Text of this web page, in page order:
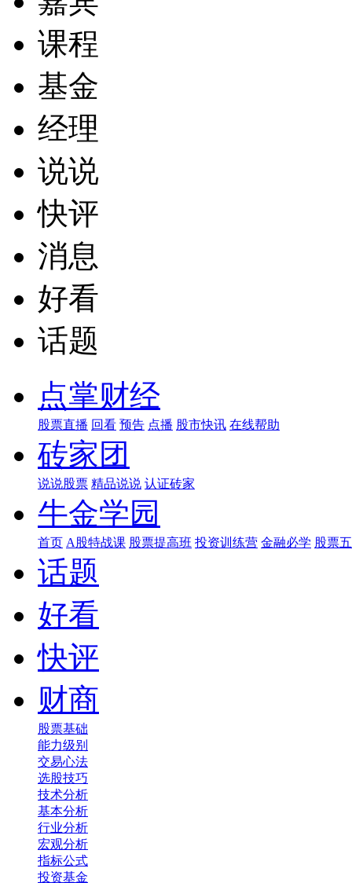
课程
基金
经理
说说
快评
消息
好看
话题
点掌财经
股票直播 回看 预告 点播 股市快讯 在线帮助
砖家团
说说股票 精品说说 认证砖家
牛金学园
首页 A股特战课 股票提高班 投资训练营 金融必学 股票
话题
好看
快评
财商
股票基础
能力级别
交易心法
选股技巧
技术分析
基本分析
行业分析
宏观分析
指标公式
投资基金